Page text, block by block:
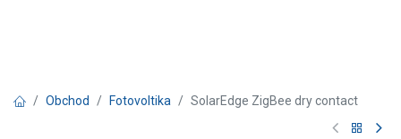
Obchod Fotovoltika SolarEdge ZigBee dry contact